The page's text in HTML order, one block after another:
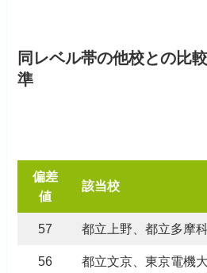
同レベル帯の他校との比
準
偏差
値
該当校
57 都立上野、都立多摩
56 都立文京、東京電機